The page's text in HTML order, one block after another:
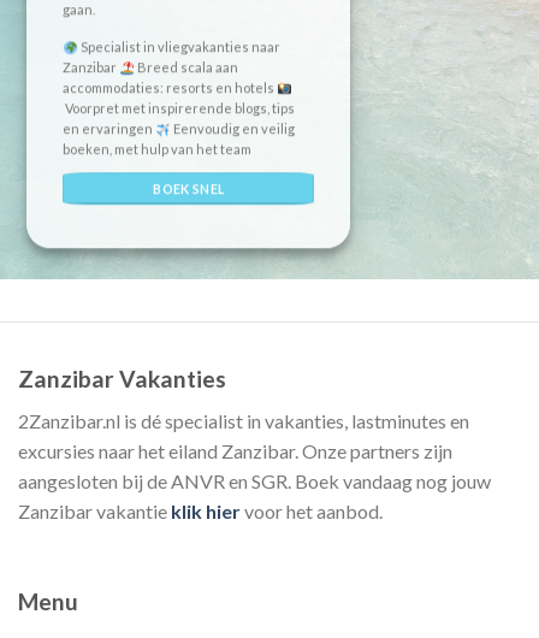
gaan.
Specialist in vliegvakanties naar
Zanzibar
Breed scala aan
accommodaties: resorts en hotels
Voorpret met inspirerende blogs, tips
en ervaringen
Eenvoudig en veilig
boeken, met hulp van het team
BOEK SNEL
Zanzibar Vakanties
2Zanzibar.nl is dé specialist in vakanties, lastminutes en
excursies naar het eiland Zanzibar. Onze partners zijn
aangesloten bij de ANVR en SGR. Boek vandaag nog jouw
Zanzibar vakantie klik hiervoor het aanbod.
Menu